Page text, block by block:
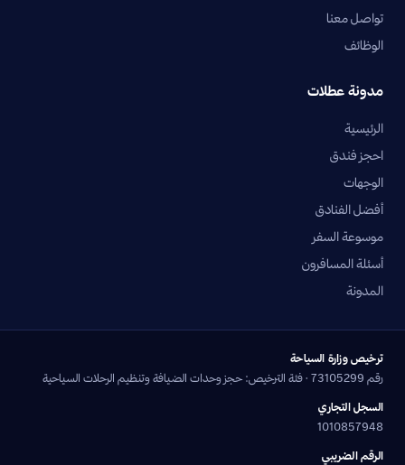
تواصل معنا
الوظائف
مدونة عطلات
الرئيسية
احجز فندق
الوجهات
أفضل الفنادق
موسوعة السفر
أسئلة المسافرون
المدونة
ترخيص وزارة السياحة
رقم 73105299 · فئة الترخيص: حجز وحدات الضيافة وتنظيم الرحلات السياحية
السجل التجاري
1010857948
الرقم الضريبي